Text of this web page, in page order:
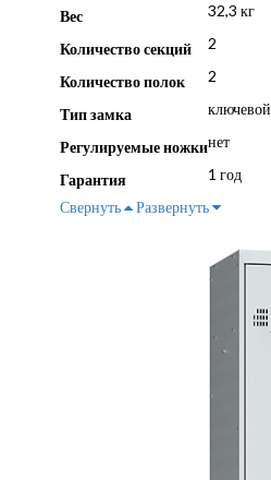
Вес 32,3 кг
Количество секций 2
Количество полок 2
Тип замка ключевой
Регулируемые ножкинет
Гарантия
1 год
Свернуть
Развернуть